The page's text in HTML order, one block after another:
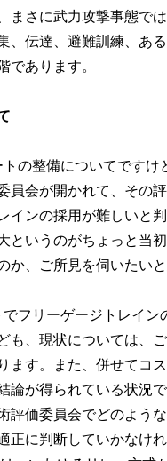
まさに武力攻撃事態で
、伝達、避難訓練、あ
であります。
の整備についてです
員会が開かれて、その
インの採用が難しいと
というのがちょっと当
か、ご所見を伺いたい
フリーゲージトレイ
も、現状については、
ます。また、併せてコ
論が得られている状況
評価委員会でどのよう
正に判断していかなけ